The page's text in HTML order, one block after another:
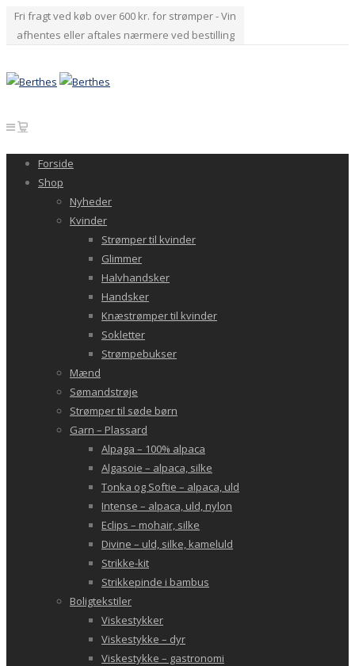
Fri fragt ved køb over 600 kr. for strømper - Vin
afhentes eller aftales nærmere ved bestilling
Forside
Shop
Nyheder
Kvinder
Strømper til kvinder
Glimmer
Halvhandsker
Handsker
Knæstrømper til kvinder
Sokletter
Strømpebukser
Mænd
Sømandstrøje
Strømper til søde børn
Garn – Plassard
Alpaga – 100% alpaca
Algasoie – alpaca, silke
Tonka og Softie – alpaca, uld
Intense – alpaca, uld, nylon
Eclips – mohair, silke
Divine – uld, silke, kameluld
Strikke-kit
Strikkepinde i bambus
Boligtekstiler
Viskestykker
Viskestykke – dyr
Viskestykke – gastronomi